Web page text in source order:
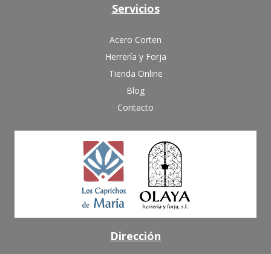
Servicios
Acero Corten
Herrería y Forja
Tienda Online
Blog
Contacto
Dirección